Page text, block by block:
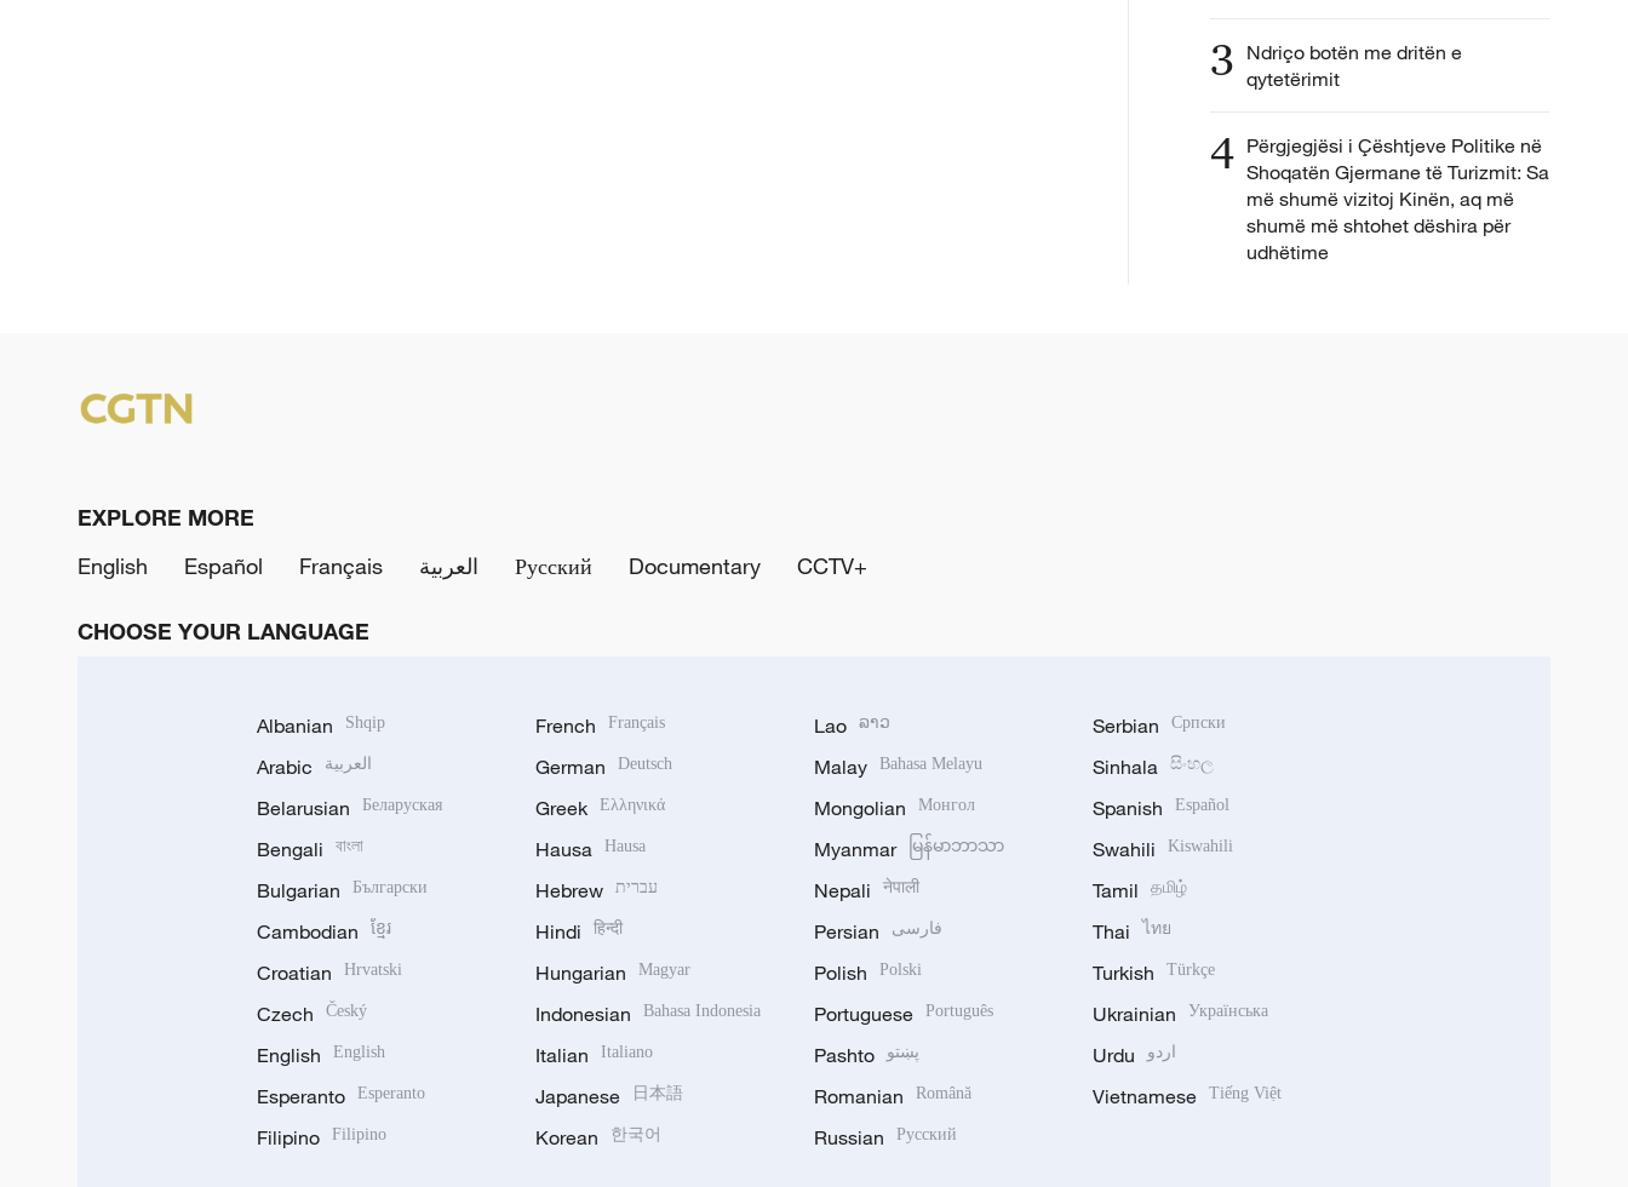
3 Ndriço botën me dritën e
qytetërimit
4 Përgjegjësi i Çështjeve Politike në
Shoqatën Gjermane të Turizmit: Sa
më shumë vizitoj Kinën, aq më
shumë më shtohet dëshira për
udhëtime
EXPLORE MORE
English
Español Français العربية Русский Documentary CCTV+
CHOOSE YOUR LANGUAGE
Albanian Shqip
Arabic العربية
Belarusian Беларуская
Bengali বাংলা
Bulgarian Български
Cambodian ខ្មែរ
Croatian Hrvatski
Czech Český
English English
Esperanto Esperanto
Filipino Filipino
French Français
German Deutsch
Greek Ελληνικά
Hausa Hausa
Hebrew עברית
Hindi हिन्दी
Hungarian Magyar
Indonesian Bahasa Indonesia
Italian Italiano
Japanese 日本語
Korean 한국어
Lao ລາວ
Malay Bahasa Melayu
Mongolian Монгол
Myanmar မြန်မာဘာသာ
Nepali नेपाली
Persian فارسی
Polish Polski
Portuguese Português
Pashto پښتو
Romanian Română
Russian Русский
Serbian Српски
Sinhala සිංහල
Spanish Español
Swahili Kiswahili
Tamil தமிழ்
Thai ไทย
Turkish Türkçe
Ukrainian Українська
Urdu اردو
Vietnamese Tiếng Việt